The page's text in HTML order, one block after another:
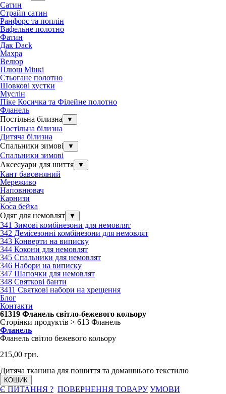
Сатин
Страйп сатин
Ранфорс та поплін
Вафельне полотно
Фатин
Дак Dack
Махра
Велюр
Плюш Мінкі
Стьогане полотно
Шовкові хустки
Муслін
Піке Косичка та Філейне полотно
Фланель
Постільна білизна
▼
Постільна білизна
Дитяча білизна
Спальники зимові
▼
Спальники зимові
Аксесуари для шиття
▼
Кант бавовняний
Мереживо
Наповнювач
Карнизи
Коса бейка
Одяг для немовлят
▼
341 Зимові комбінезони для немовлят
342 Демісезонні комбінезони для немовлят
343 Конверти на виписку
344 Кокони для немовлят
345 Спальники для немовлят
346 Набори на виписку
347 Шапочки для немовлят
348 Святкові банти
3411 Святкові набори на хрещення
Блог
Контакти
61319 Фланель світло-бежевого кольору
Сторінки продуктів > 613 Фланель
Фланель
Фланель світло бежевого кольору
215,00 грн.
Дитяча тканина для пошиття та домашнього текстилю
КОШИК
Є ПИТАННЯ ? ПОВЕРНЕННЯ ТОВАРУ УМОВИ